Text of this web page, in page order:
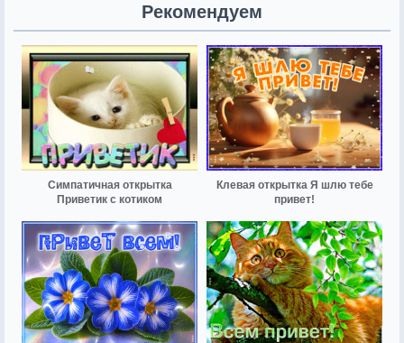
Рекомендуем
Симпатичная открытка
Приветик с котиком
Клевая открытка Я шлю тебе
привет!